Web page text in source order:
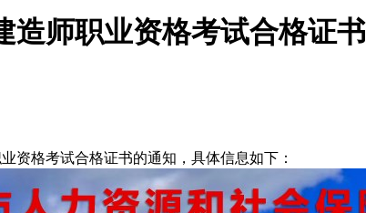
造师职业资格考试合格证
格考试合格证书的通知，具体信息如下：